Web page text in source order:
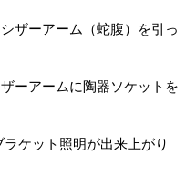
ザーアーム（蛇腹）を引っ
ーアームに陶器ソケットを
ケット照明が出来上がり